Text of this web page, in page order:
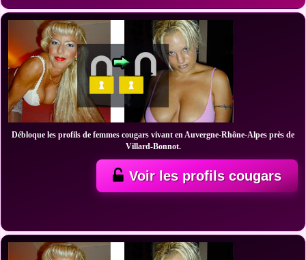
Débloque les profils de femmes cougars vivant en Auvergne-Rhône-Alpes près de
Villard-Bonnot.
Voir les profils cougars